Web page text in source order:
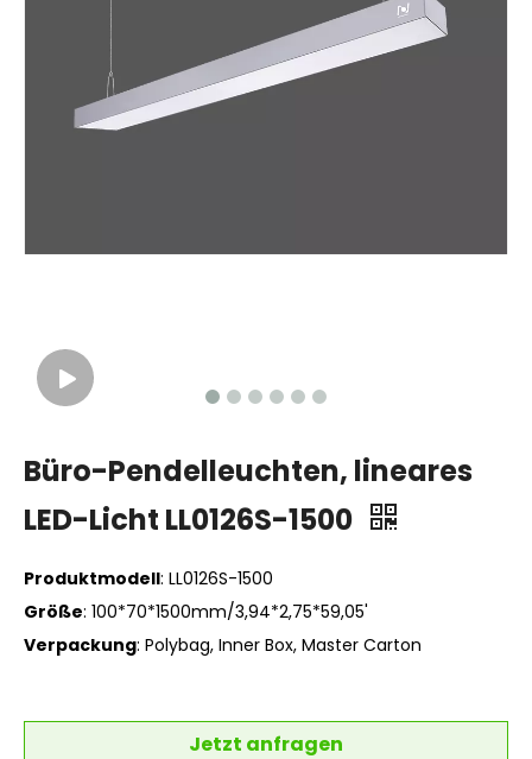
Büro-Pendelleuchten, lineares
LED-Licht LL0126S-1500
Produktmodell: LL0126S-1500
Größe: 100*70*1500mm/3,94*2,75*59,05'
Verpackung: Polybag, Inner Box, Master Carton
Jetzt anfragen